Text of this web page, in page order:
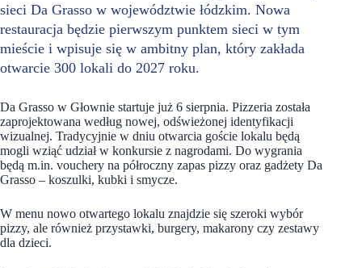
sieci Da Grasso w województwie łódzkim. Nowa
restauracja będzie pierwszym punktem sieci w tym
mieście i wpisuje się w ambitny plan, który zakłada
otwarcie 300 lokali do 2027 roku.
Da Grasso w Głownie startuje już 6 sierpnia. Pizzeria została
zaprojektowana według nowej, odświeżonej identyfikacji
wizualnej. Tradycyjnie w dniu otwarcia goście lokalu będą
mogli wziąć udział w konkursie z nagrodami. Do wygrania
będą m.in. vouchery na półroczny zapas pizzy oraz gadżety Da
Grasso – koszulki, kubki i smycze.
W menu nowo otwartego lokalu znajdzie się szeroki wybór
pizzy, ale również przystawki, burgery, makarony czy zestawy
dla dzieci.